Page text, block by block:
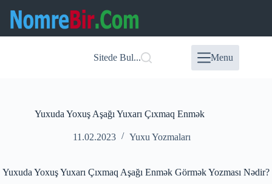
content
Sitede Bul... Menu
Yuxuda Yoxuş Aşağı Yuxarı Çıxmaq Enmək
11.02.2023 Yuxu Yozmaları
Yuxuda Yoxuş Yuxarı Çıxmaq Aşağı Enmək Görmək Yozması Nədir?